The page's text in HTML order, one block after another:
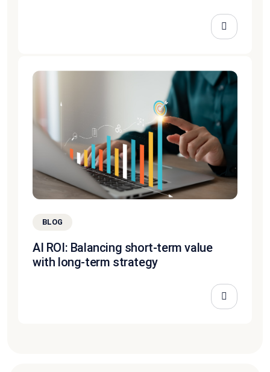
BLOG
AI ROI: Balancing short-term value
with long-term strategy